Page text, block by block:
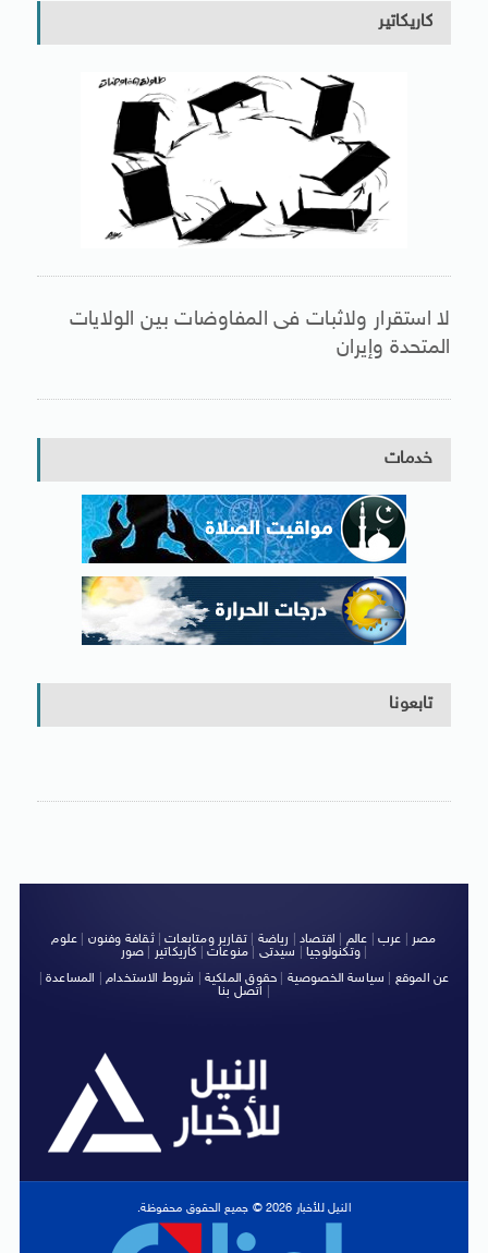
كاريكاتير
لا استقرار ولاثبات فى المفاوضات بين الولايات
المتحدة وإيران
خدمات
تابعونا
مصر عرب عالم اقتصاد رياضة |تقارير ومتابعات|ثقافة وفنون
علوم
وتكنولوجيا| سيدتى منوعات كاريكاتير صور
|
عن الموقع
سياسة الخصوصية حقوق الملكية شروط الاستخدام| المساعدة|
اتصل بنا
النيل للأخبار 2026 © جميع الحقوق محفوظة.